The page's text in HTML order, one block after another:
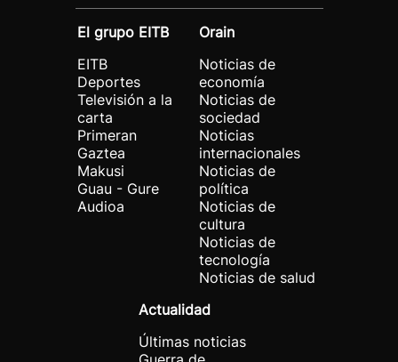
El grupo EITB
EITB
Deportes
Televisión a la
carta
Primeran
Gaztea
Makusi
Guau - Gure
Audioa
Orain
Noticias de
economía
Noticias de
sociedad
Noticias
internacionales
Noticias de
política
Noticias de
cultura
Noticias de
tecnología
Noticias de salud
Actualidad
Últimas noticias